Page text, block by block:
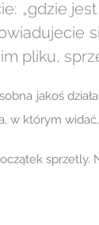
„gdzie
pliku,
jakoś
w którym